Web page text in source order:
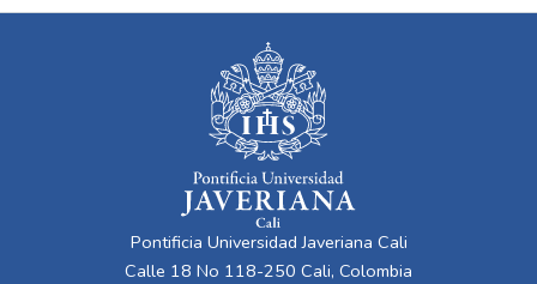
Pontificia Universidad Javeriana Cali
Calle 18 No 118-250 Cali, Colombia